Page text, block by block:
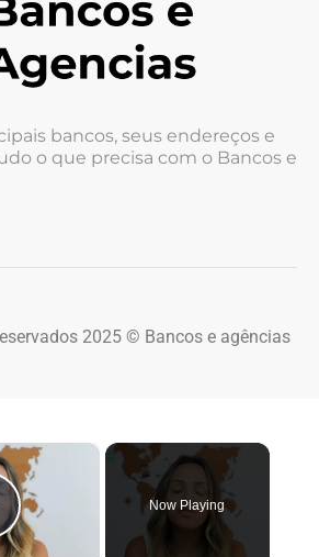
bancos, seus endereços e
o que precisa com o Bancos e
2025 © Bancos e agências
×
Video
Now Playing